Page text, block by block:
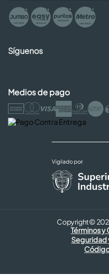
Síguenos
Medios de pago
Copyright ©
Términos y
Seguridad